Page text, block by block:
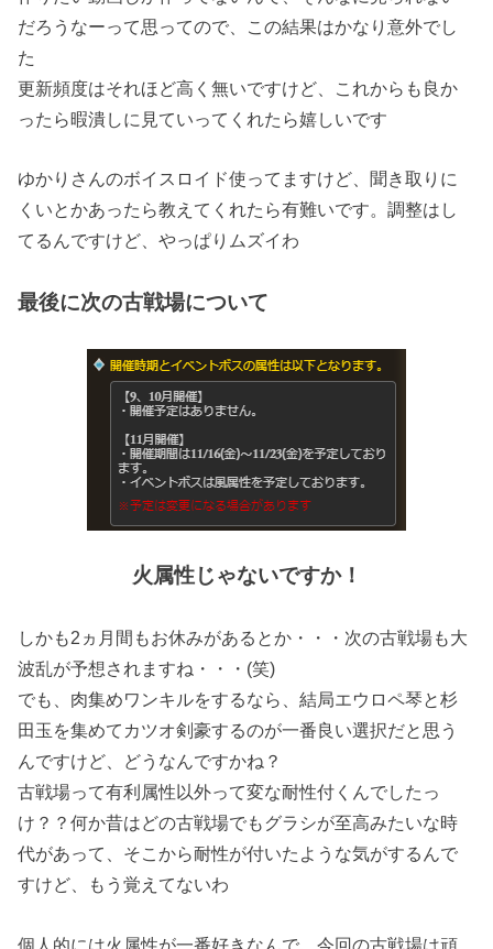
だろうなーって思ってので、この結果はかなり意外でし
た
更新頻度はそれほど高く無いですけど、これからも良か
ったら暇潰しに見ていってくれたら嬉しいです
ゆかりさんのボイスロイド使ってますけど、聞き取りに
くいとかあったら教えてくれたら有難いです。調整はし
てるんですけど、やっぱりムズイわ
最後に次の古戦場について
火属性じゃないですか！
しかも2ヵ月間もお休みがあるとか・・・次の古戦場も大
波乱が予想されますね・・・(笑)
でも、肉集めワンキルをするなら、結局エウロペ琴と杉
田玉を集めてカツオ剣豪するのが一番良い選択だと思う
んですけど、どうなんですかね？
古戦場って有利属性以外って変な耐性付くんでしたっ
け？？何か昔はどの古戦場でもグラシが至高みたいな時
代があって、そこから耐性が付いたような気がするんで
すけど、もう覚えてないわ
個人的には火属性が一番好きなんで、今回の古戦場は頑